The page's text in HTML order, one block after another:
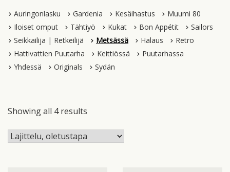
Auringonlasku Gardenia Kesäihastus
Muumi 80
Iloiset omput
Tähtiyö Kukat Bon Appétit
Sailors
Seikkailija | Retkeilijä
Metsässä Halaus
Retro
Hattivattien Puutarha
Keittiössä
Puutarhassa
Yhdessä
Originals Sydän
Showing all 4 results